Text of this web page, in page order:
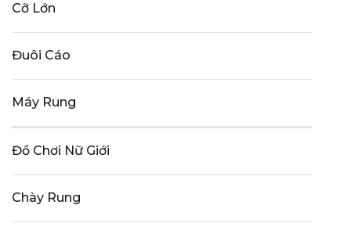
Cỡ Lớn
Đuôi Cáo
Máy Rung
Đồ Chơi Nữ Giới
Chày Rung